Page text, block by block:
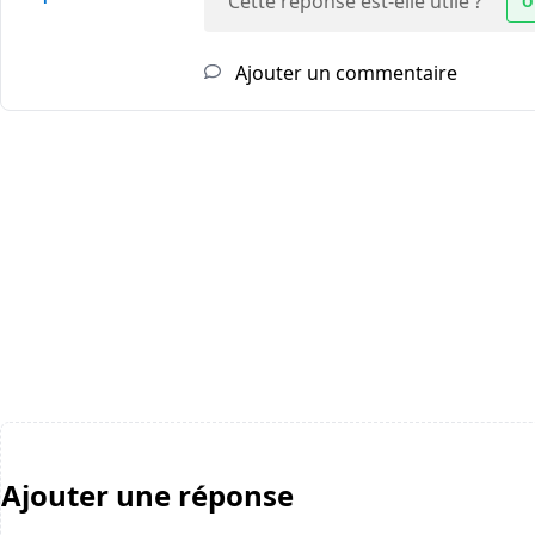
Ajouter un commentaire
Ajouter une réponse